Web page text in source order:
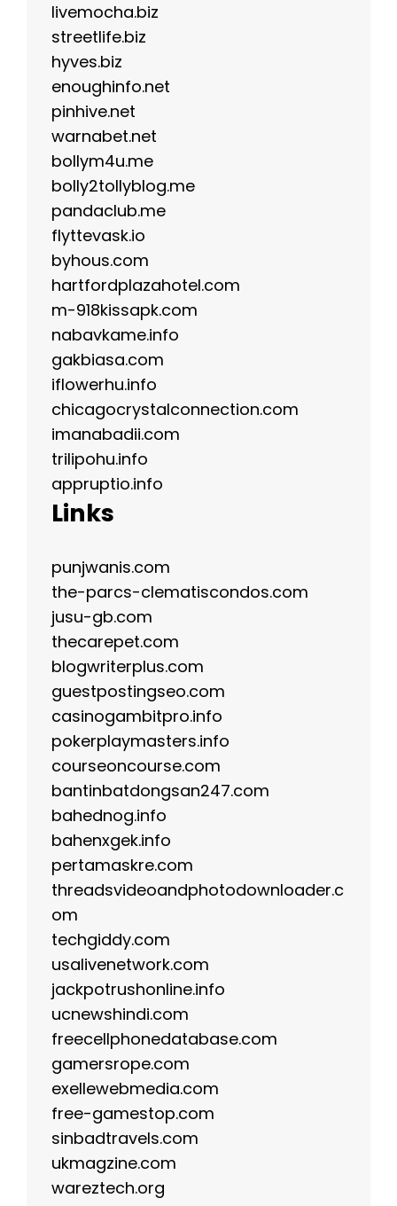
livemocha.biz
streetlife.biz
hyves.biz
enoughinfo.net
pinhive.net
warnabet.net
bollym4u.me
bolly2tollyblog.me
pandaclub.me
flyttevask.io
byhous.com
hartfordplazahotel.com
m-918kissapk.com
nabavkame.info
gakbiasa.com
iflowerhu.info
chicagocrystalconnection.com
imanabadii.com
trilipohu.info
appruptio.info
Links
punjwanis.com
the-parcs-clematiscondos.com
jusu-gb.com
thecarepet.com
blogwriterplus.com
guestpostingseo.com
casinogambitpro.info
pokerplaymasters.info
courseoncourse.com
bantinbatdongsan247.com
bahednog.info
bahenxgek.info
pertamaskre.com
threadsvideoandphotodownloader.c
om
techgiddy.com
usalivenetwork.com
jackpotrushonline.info
ucnewshindi.com
freecellphonedatabase.com
gamersrope.com
exellewebmedia.com
free-gamestop.com
sinbadtravels.com
ukmagzine.com
wareztech.org